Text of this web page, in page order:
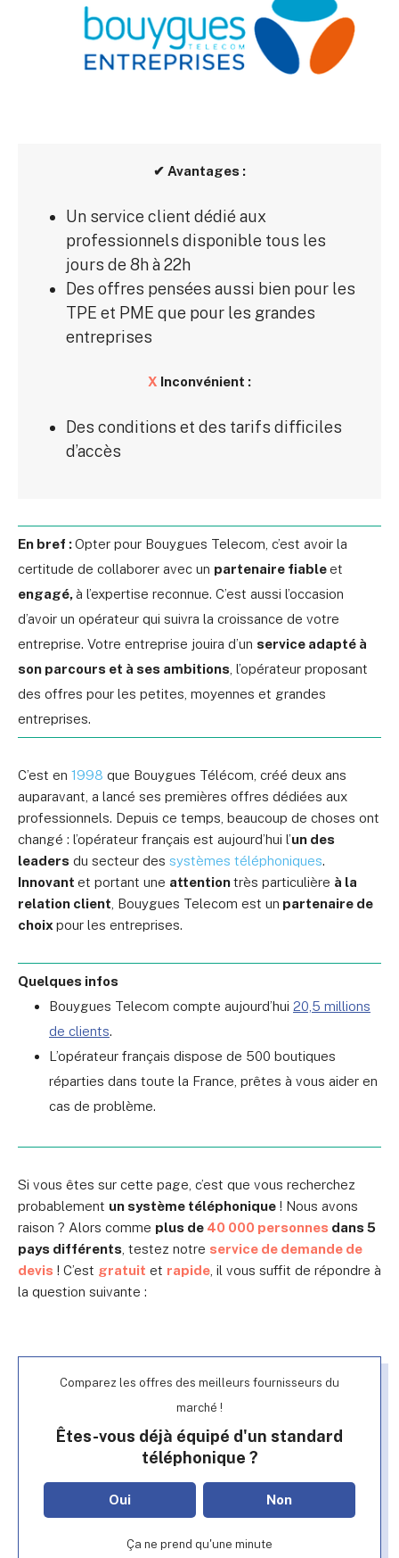
✔ Avantages :
Un service client dédié aux
professionnels disponible tous les
jours de 8h à 22h
Des offres pensées aussi bien pour les
TPE et PME que pour les grandes
entreprises
X Inconvénient :
Des conditions et des tarifs difficiles
d’accès
En bref :Opter pour Bouygues Telecom, c’est avoir la
certitude de collaborer avec un partenaire fiableet
engagé,à l’expertise reconnue. C’est aussi l’occasion
d’avoir un opérateur qui suivra la croissance de votre
entreprise. Votre entreprise jouira d’un service adapté à
son parcours et à ses ambitions , l’opérateur proposant
des offres pour les petites, moyennes et grandes
entreprises.
C’est en 1998 que Bouygues Télécom, créé deux ans
auparavant, a lancé ses premières offres dédiées aux
professionnels. Depuis ce temps, beaucoup de choses ont
changé : l’opérateur français est aujourd’hui l’un des
leaders du secteur des systèmes téléphoniques.
Innovant et portant une attentiontrès particulière à la
relation client , Bouygues Telecom est un partenaire de
choix pour les entreprises.
Quelques infos
Bouygues Telecom compte aujourd’hui 20,5 millions
de clients.
L’opérateur français dispose de 500 boutiques
réparties dans toute la France, prêtes à vous aider en
cas de problème.
Si vous êtes sur cette page, c’est que vous recherchez
probablement un système téléphonique ! Nous avons
raison ? Alors comme plus de 40 000 personnes dans 5
pays différents , testez notre service de demande de
devis ! C’est gratuit et rapide , il vous suffit de répondre à
la question suivante :
Comparez les offres des meilleurs fournisseurs du
marché !
Êtes-vous déjà équipé d'un standard
téléphonique ?
Oui Non
Ça ne prend qu'une minute